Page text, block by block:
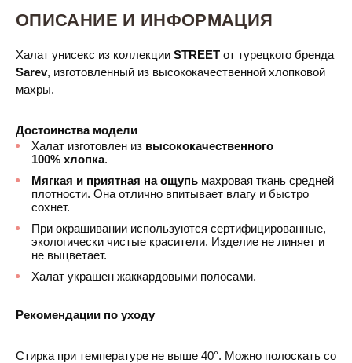
ОПИСАНИЕ И ИНФОРМАЦИЯ
Халат унисекс из коллекции STREET от турецкого бренда
Sarev, изготовленный из высококачественной хлопковой
махры.
Достоинства модели
Халат изготовлен из высококачественного
100% хлопка.
Мягкая и приятная на ощупь махровая ткань средней
плотности. Она отлично впитывает влагу и быстро
сохнет.
При окрашивании используются сертифицированные,
экологически чистые красители. Изделие не линяет и
не выцветает.
Халат украшен жаккардовыми полосами.
Рекомендации по уходу
Стирка при температуре не выше 40°. Можно полоскать со